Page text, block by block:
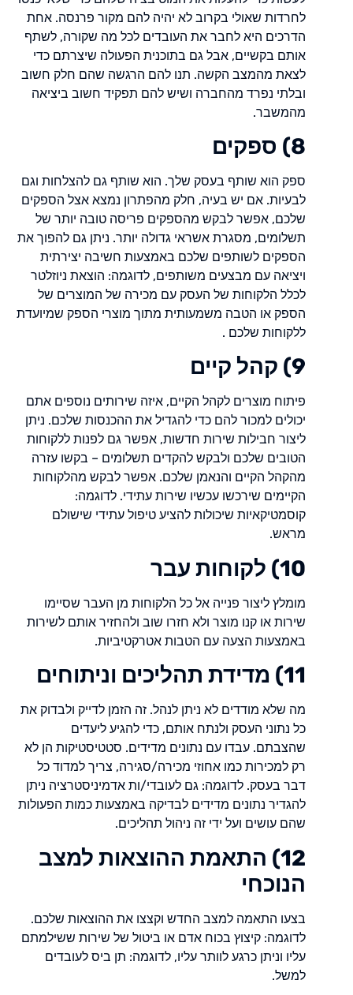
לחרדות שאולי בקרוב לא יהיה להם מקור פרנסה. אחת
הדרכים היא לחבר את העובדים לכל מה שקורה, לשתף
אותם בקשיים, אבל גם בתוכנית הפעולה שיצרתם כדי
לצאת מהמצב הקשה. תנו להם הרגשה שהם חלק חשוב
ובלתי נפרד מהחברה ושיש להם תפקיד חשוב ביציאה
מהמשבר.
8) ספקים
ספק הוא שותף בעסק שלך. הוא שותף גם להצלחות וגם
לבעיות. אם יש בעיה, חלק מהפתרון נמצא אצל הספקים
שלכם, אפשר לבקש מהספקים פריסה טובה יותר של
תשלומים, מסגרת אשראי גדולה יותר. ניתן גם להפוך את
הספקים לשותפים שלכם באמצעות חשיבה יצירתית
ויציאה עם מבצעים משותפים, לדוגמה: הוצאת ניוזלטר
לכלל הלקוחות של העסק עם מכירה של המוצרים של
הספק או הטבה משמעותית מתוך מוצרי הספק שמיועדת
ללקוחות שלכם .
9) קהל קיים
פיתוח מוצרים לקהל הקיים, איזה שירותים נוספים אתם
יכולים למכור להם כדי להגדיל את ההכנסות שלכם. ניתן
ליצור חבילות שירות חדשות, אפשר גם לפנות ללקוחות
הטובים שלכם ולבקש להקדים תשלומים – בקשו עזרה
מהקהל הקיים והנאמן שלכם. אפשר לבקש מהלקוחות
הקיימים שירכשו עכשיו שירות עתידי. לדוגמה:
קוסמטיקאיות שיכולות להציע טיפול עתידי שישולם
מראש.
10) לקוחות עבר
מומלץ ליצור פנייה אל כל הלקוחות מן העבר שסיימו
שירות או קנו מוצר ולא חזרו שוב ולהחזיר אותם לשירות
באמצעות הצעה עם הטבות אטרקטיביות.
11) מדידת תהליכים וניתוחים
מה שלא מודדים לא ניתן לנהל. זה הזמן לדייק ולבדוק את
כל נתוני העסק ולנתח אותם, כדי להגיע ליעדים
שהצבתם. עבדו עם נתונים מדידים. סטטיסטיקות הן לא
רק למכירות כמו אחוזי מכירה/סגירה, צריך למדוד כל
דבר בעסק. לדוגמה: גם לעובדי/ות אדמיניסטרציה ניתן
להגדיר נתונים מדידים לבדיקה באמצעות כמות הפעולות
שהם עושים ועל ידי זה ניהול תהליכים.
12) התאמת ההוצאות למצב
הנוכחי
בצעו התאמה למצב החדש וקצצו את ההוצאות שלכם.
לדוגמה: קיצוץ בכוח אדם או ביטול של שירות ששילמתם
עליו וניתן כרגע לוותר עליו, לדוגמה: תן ביס לעובדים
למשל.